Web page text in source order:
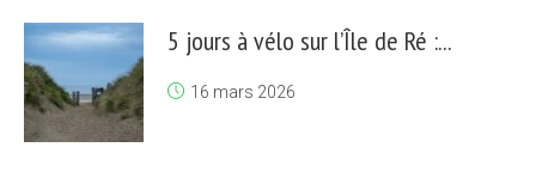
5 jours à vélo sur l’Île de Ré :...
16 mars 2026